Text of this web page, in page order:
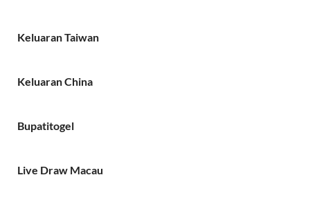
Keluaran Taiwan
Keluaran China
Bupatitogel
Live Draw Macau